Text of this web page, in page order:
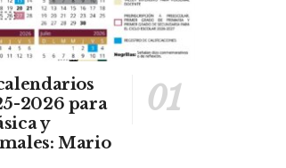
2026 para
y
Mario